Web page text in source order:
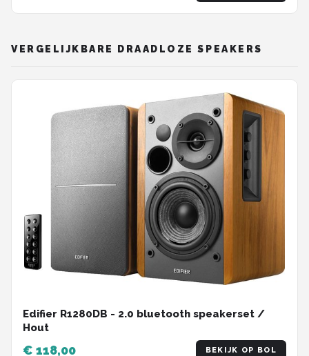
VERGELIJKBARE DRAADLOZE SPEAKERS
Edifier R1280DB - 2.0 bluetooth speakerset /
Hout
€ 118,00 BEKIJK OP BOL